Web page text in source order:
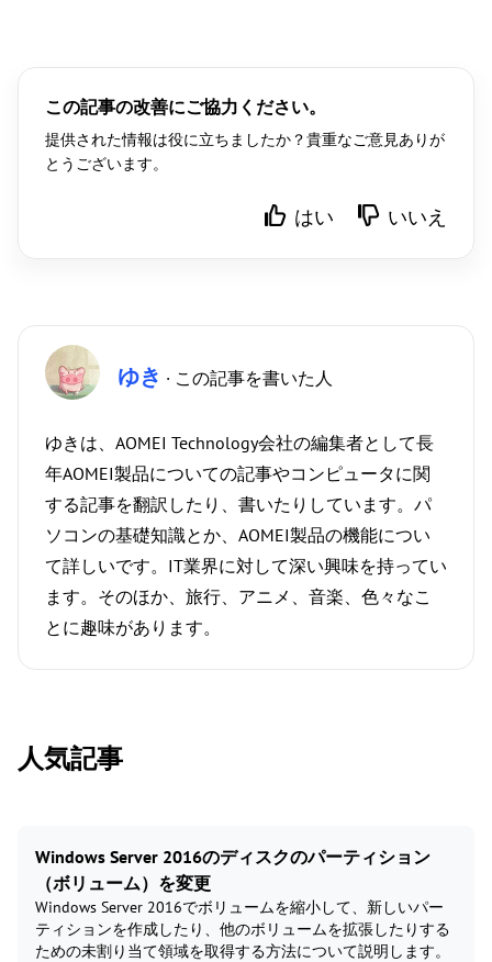
この記事の改善にご協力ください。
提供された情報は役に立ちましたか？貴重なご意見ありが
とうございます。
はい いいえ
ゆき · この記事を書いた人
ゆきは、AOMEI Technology会社の編集者として長
年AOMEI製品についての記事やコンピュータに関
する記事を翻訳したり、書いたりしています。パ
ソコンの基礎知識とか、AOMEI製品の機能につい
て詳しいです。IT業界に対して深い興味を持ってい
ます。そのほか、旅行、アニメ、音楽、色々なこ
とに趣味があります。
人気記事
Windows Server 2016のディスクのパーティション
（ボリューム）を変更
Windows Server 2016でボリュームを縮小して、新しいパー
ティションを作成したり、他のボリュームを拡張したりする
ための未割り当て領域を取得する方法について説明します。